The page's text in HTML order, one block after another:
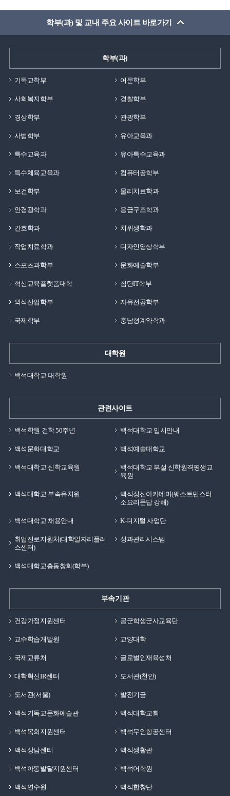
학부(과) 및 교내 주요 사이트 바로가기
학부(과)
기독교학부 어문학부
사회복지학부 경찰학부
경상학부 관광학부
사범학부 유아교육과
특수교육과 유아특수교육과
특수체육교육과 컴퓨터공학부
보건학부 물리치료학과
안경광학과 응급구조학과
간호학과 치위생학과
작업치료학과 디자인영상학부
스포츠과학부 문화예술학부
혁신교육플랫폼대학 첨단IT학부
외식산업학부 자유전공학부
국제학부 충남형계약학과
대학원
백석대학교 대학원
관련사이트
백석학원 건학 50주년 백석대학교 입시안내
백석문화대학교 백석예술대학교
백석대학교 신학교육원
백석대학교 부설 신학원격평생교
육원
백석대학교 부속유치원
백석정신아카데미(웨스트민스터
소요리문답 강해)
백석대학교 채용안내 K-디지털 사업단
취업진로지원처(대학일자리플러
스센터)
성과관리시스템
백석대학교총동창회(학부)
부속기관
건강가정지원센터 공군학생군사교육단
교수학습개발원 교양대학
국제교류처 글로벌인재육성처
대학혁신IR센터 도서관(천안)
도서관(서울) 발전기금
백석기독교문화예술관 백석대학교회
백석목회지원센터 백석무인항공센터
백석상담센터 백석생활관
백석아동발달지원센터 백석어학원
백석연수원 백석합창단